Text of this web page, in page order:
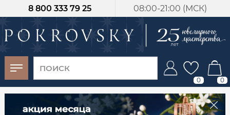
08:00-21:00 (МСК)
8 800 333 79 25
0 0
-30%
от 15 дней с
момента оплаты